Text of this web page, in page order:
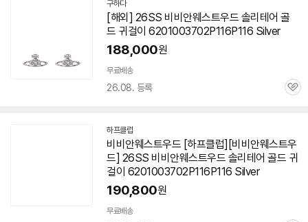
구하다
[해외] 26SS 비비안웨스트우드 솔리테어 골
드 귀걸이 6201003702P116P116 Silver
188,000원
무료배송
26.08. 등록
관
하프클럽
비비안웨스트우드 [하프클럽][비비안웨스트우
드] 26SS 비비안웨스트우드 솔리테어 골드 귀
걸이 6201003702P116P116 Silver
190,800원
무료배송